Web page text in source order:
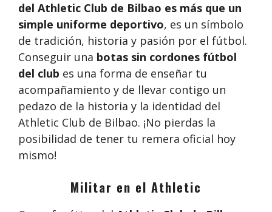
del Athletic Club de Bilbao es más que un
simple uniforme deportivo, es un símbolo
de tradición, historia y pasión por el fútbol.
Conseguir una botas sin cordones fútbol
del club es una forma de enseñar tu
acompañamiento y de llevar contigo un
pedazo de la historia y la identidad del
Athletic Club de Bilbao. ¡No pierdas la
posibilidad de tener tu remera oficial hoy
mismo!
Militar en el Athletic